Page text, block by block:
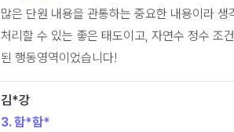
많은 단원 내용을 관통하는 중요한 내용이라
처리할 수 있는 좋은 태도이고, 자연수 정수 조
된 행동영역이었습니다!
김*강
3. 함*함*